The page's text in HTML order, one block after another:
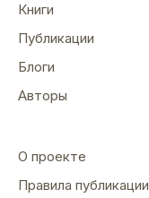
Книги
Публикации
Блоги
Авторы
О проекте
Правила публикации